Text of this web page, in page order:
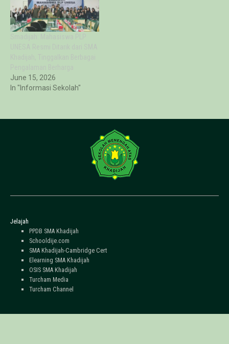
June 15, 2026
In "Informasi Sekolah"
Jelajah
PPDB SMA Khadijah
Schooldije.com
SMA Khadijah-Cambridge Cert
Elearning SMA Khadijah
OSIS SMA Khadijah
Turcham Media
Turcham Channel